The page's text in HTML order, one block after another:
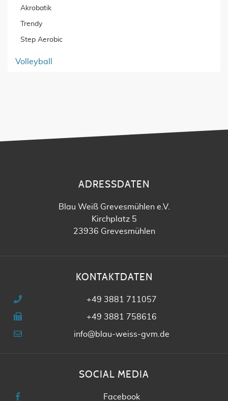
Akrobatik
Trendy
Step Aerobic
Volleyball
ADRESSDATEN
Blau Weiß Grevesmühlen e.V.
Kirchplatz 5
23936 Grevesmühlen
KONTAKTDATEN
+49 3881 711057
+49 3881 758616
info@blau-weiss-gvm.de
SOCIAL MEDIA
Facebook